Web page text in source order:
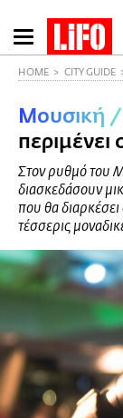
Παράκαμψη
προς
περιεχόμενο
HOME CITY GUIDE
Μουσική /
Στον ρυθμό του
διασκεδάσουν
που θα
τέσσερις